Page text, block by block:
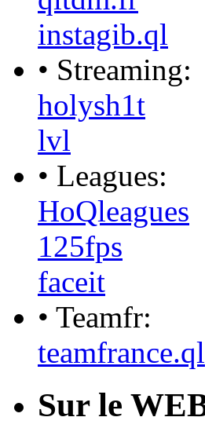
instagib.ql
• Streaming:
holysh1t
lvl
• Leagues:
HoQleagues
125fps
faceit
• Teamfr:
teamfrance.ql
Sur le